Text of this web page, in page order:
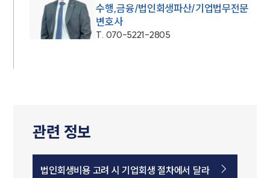
수행,금융/법인회생파산/기업법무전문
변호사
T. 070-5221-2805
관련 정보
법인회생비용 고려 시 기업회생 절차에서 달라